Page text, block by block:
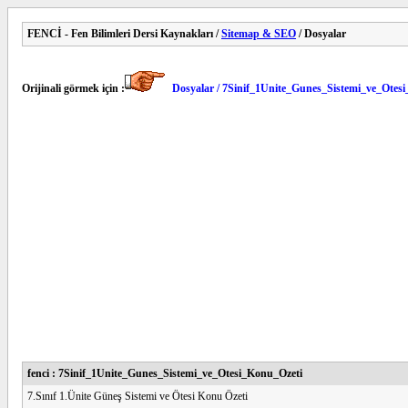
FENCİ - Fen Bilimleri Dersi Kaynakları /Sitemap & SEO / Dosyalar
Orijinali görmek için : Dosyalar /
fenci : 7Sinif_1Unite_Gunes_Sistemi_ve_Otesi_Konu_Ozeti
7.Sınıf 1.Ünite Güneş Sistemi ve Ötesi Konu Özeti